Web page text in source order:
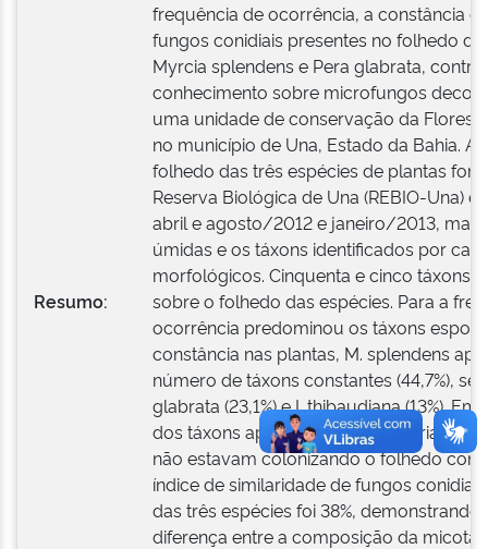
Resumo:
frequência de ocorrência, a constância e
fungos conidiais presentes no folhedo
Myrcia splendens e Pera glabrata,
conhecimento sobre microfungos
uma unidade de conservação da
no município de Una, Estado da Bahia.
folhedo das três espécies de plantas
Reserva Biológica de Una (REBIO-Una)
abril e agosto/2012 e janeiro/2013,
úmidas e os táxons identificados por
morfológicos. Cinquenta e cinco táxons
sobre o folhedo das espécies. Para a
ocorrência predominou os táxons
constância nas plantas, M. splendens
número de táxons constantes (44,7%),
glabrata (23,1%) e I. thibaudiana (13%). Em
dos táxons apresentaram categoria
não estavam colonizando o folhedo
índice de similaridade de fungos
das três espécies foi 38%,
diferença entre a composição da micota